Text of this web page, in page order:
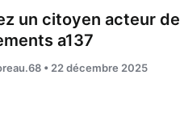
un citoyen acteur de
a137
• 22 décembre 2025